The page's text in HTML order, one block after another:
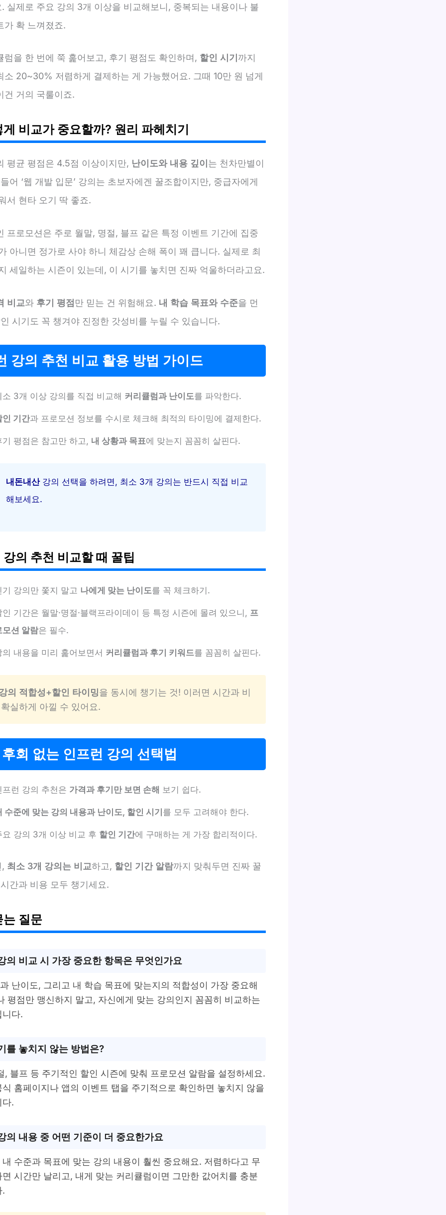
실제로 주요 강의 3개 이상을 비교해보니, 중복되는 내용이나 불
가 확 느껴졌죠.
럼을 한 번에 쭉 훑어보고, 후기 평점도 확인하며, 할인 시기 까지
소 20~30% 저렴하게 결제하는 게 가능했어요. 그때 10만 원 넘게
건 거의 국룰이죠.
비교가 중요할까? 원리 파헤치기
평균 평점은 4.5점 이상이지만, 난이도와 내용 깊이 는 천차만별이
어 ‘웹 개발 입문’ 강의는 초보자에겐 꿀조합이지만, 중급자에게
서 현타 오기 딱 좋죠.
프로모션은 주로 월말, 명절, 블프 같은 특정 이벤트 기간에 집중
아니면 정가로 사야 하니 체감상 손해 폭이 꽤 큽니다. 실제로 최
세일하는 시즌이 있는데, 이 시기를 놓치면 진짜 억울하더라고요.
비교와 후기 평점 만 믿는 건 위험해요. 내 학습 목표와 수준을 먼
시기도 꼭 챙겨야 진정한 갓성비를 누릴 수 있습니다.
강의 추천 비교 활용 방법 가이드
소 3개 이상 강의를 직접 비교해 커리큘럼과 난이도를 파악한다.
인 기간과 프로모션 정보를 수시로 체크해 최적의 타이밍에 결제한다.
기 평점은 참고만 하고, 내 상황과 목표에 맞는지 꼼꼼히 살핀다.
내돈내산강의 선택을 하려면, 최소 3개 강의는 반드시 직접 비교
해보세요.
의 추천 비교할 때 꿀팁
기 강의만 쫓지 말고 나에게 맞는 난이도를 꼭 체크하기.
인 기간은 월말·명절·블랙프라이데이 등 특정 시즌에 몰려 있으니, 프
모션 알람은 필수.
의 내용을 미리 훑어보면서 커리큘럼과 후기 키워드를 꼼꼼히 살핀다.
의 적합성+할인 타이밍을 동시에 챙기는 것! 이러면 시간과 비
실하게 아낄 수 있어요.
회 없는 인프런 강의 선택법
프런 강의 추천은 가격과 후기만 보면 손해 보기 쉽다.
수준에 맞는 강의 내용과 난이도, 할인 시기를 모두 고려해야 한다.
요 강의 3개 이상 비교 후 할인 기간에 구매하는 게 가장 합리적이다.
최소 3개 강의는 비교하고, 할인 기간 알람까지 맞춰두면 진짜 꿀
간과 비용 모두 챙기세요.
는 질문
의 비교 시 가장 중요한 항목은 무엇인가요
난이도, 그리고 내 학습 목표에 맞는지의 적합성이 가장 중요해
평점만 맹신하지 말고, 자신에게 맞는 강의인지 꼼꼼히 비교하는
니다.
를 놓치지 않는 방법은?
, 블프 등 주기적인 할인 시즌에 맞춰 프로모션 알람을 설정하세요.
홈페이지나 앱의 이벤트 탭을 주기적으로 확인하면 놓치지 않을
다.
의 내용 중 어떤 기준이 더 중요한가요
수준과 목표에 맞는 강의 내용이 훨씬 중요해요. 저렴하다고 무
시간만 날리고, 내게 맞는 커리큘럼이면 그만한 값어치를 충분
.